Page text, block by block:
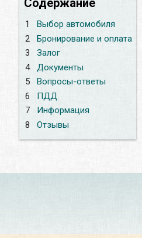
Содержание
1
Выбор автомобиля
2
Бронирование и оплата
3
Залог
4
Документы
5
Вопросы-ответы
6
ПДД
7
Информация
8
Отзывы